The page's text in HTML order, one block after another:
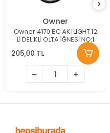
Owner
Owner 4170 BC AKI LIGHT 12
Lİ DELİKLİ OLTA İĞNESİ NO:1
205,00 TL